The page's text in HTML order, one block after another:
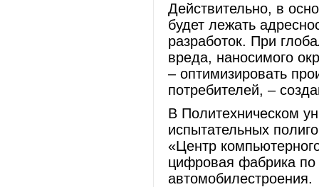
Действительно, в
будет лежать
разработок. При
вреда, наносимого
– оптимизировать
потребителей, –
В Политехническом
испытательных
«Центр
цифровая фабрика по
автомобилестроения.